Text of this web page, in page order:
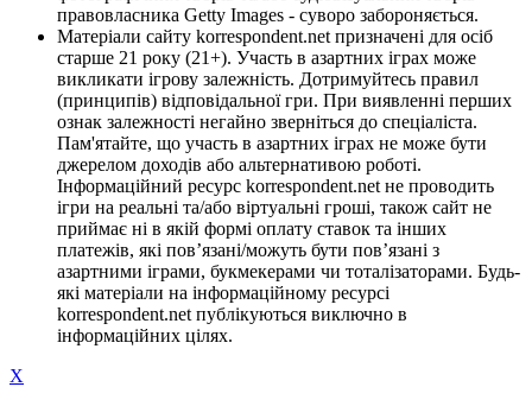
правовласника Getty Images - суворо забороняється.
Матеріали сайту korrespondent.net призначені для осіб
старше 21 року (21+). Участь в азартних іграх може
викликати ігрову залежність. Дотримуйтесь правил
(принципів) відповідальної гри. При виявленні перших
ознак залежності негайно зверніться до спеціаліста.
Пам'ятайте, що участь в азартних іграх не може бути
джерелом доходів або альтернативою роботі.
Інформаційний ресурс korrespondent.net не проводить
ігри на реальні та/або віртуальні гроші, також сайт не
приймає ні в якій формі оплату ставок та інших
платежів, які пов’язані/можуть бути пов’язані з
азартними іграми, букмекерами чи тоталізаторами. Будь-
які матеріали на інформаційному ресурсі
korrespondent.net публікуються виключно в
інформаційних цілях.
X